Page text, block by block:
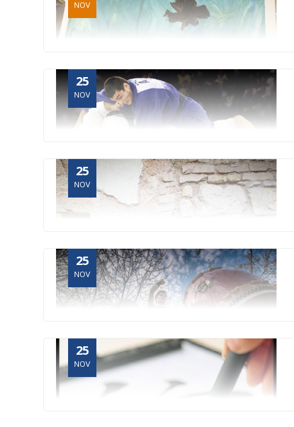
NOV
25
NOV
25
NOV
25
NOV
25
NOV